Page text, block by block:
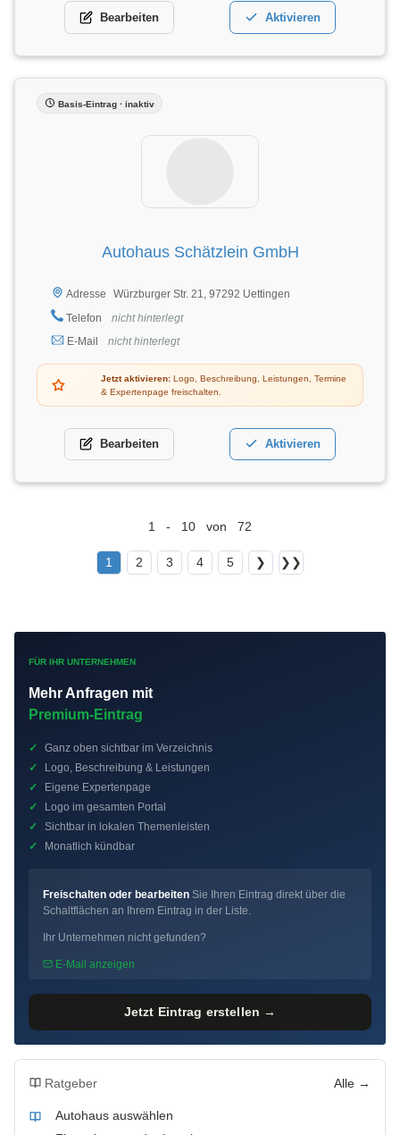
Bearbeiten Aktivieren
Basis-Eintrag · inaktiv
Autohaus Schätzlein GmbH
Adresse
Würzburger Str. 21, 97292 Uettingen
Telefon
nicht hinterlegt
E-Mail
nicht hinterlegt
Jetzt aktivieren: Logo, Beschreibung, Leistungen, Termine
& Expertenpage freischalten.
Bearbeiten Aktivieren
1 - 10 von 72
1 2 3 4 5 ❯ ❯❯
FÜR IHR UNTERNEHMEN
Mehr Anfragen mit
Premium-Eintrag
✓
Ganz oben sichtbar im Verzeichnis
✓
Logo, Beschreibung & Leistungen
✓
Eigene Expertenpage
✓
Logo im gesamten Portal
✓
Sichtbar in lokalen Themenleisten
✓
Monatlich kündbar
Freischalten oder bearbeiten Sie Ihren Eintrag direkt über die
Schaltflächen an Ihrem Eintrag in der Liste.
Ihr Unternehmen nicht gefunden?
E-Mail anzeigen
Jetzt Eintrag erstellen →
Ratgeber Alle →
Autohaus auswählen